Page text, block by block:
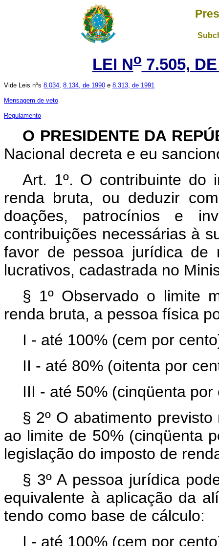
LEI No7.505,
Vide Leis nºs 8.034 8.134, de 1990 e 8.313, de 1991
Mensagem de veto
Regulamento
O PRESIDENTE DA
Nacional decreta e eu
Art. 1º. O contribuinte do
renda bruta, ou deduzir
doações, patrocínios e
contribuições necessárias à
favor de pessoa jurídica de
lucrativos, cadastrada no
§ 1º Observado o limite
renda bruta, a pessoa física
I - até 100% (cem por
II - até 80% (oitenta por
III - até 50% (cinqüenta
§ 2º O abatimento
ao limite de 50% (cinqüenta
legislação do imposto de
§ 3º A pessoa jurídica
equivalente à aplicação da
tendo como base de cálculo:
I - até 100% (cem por